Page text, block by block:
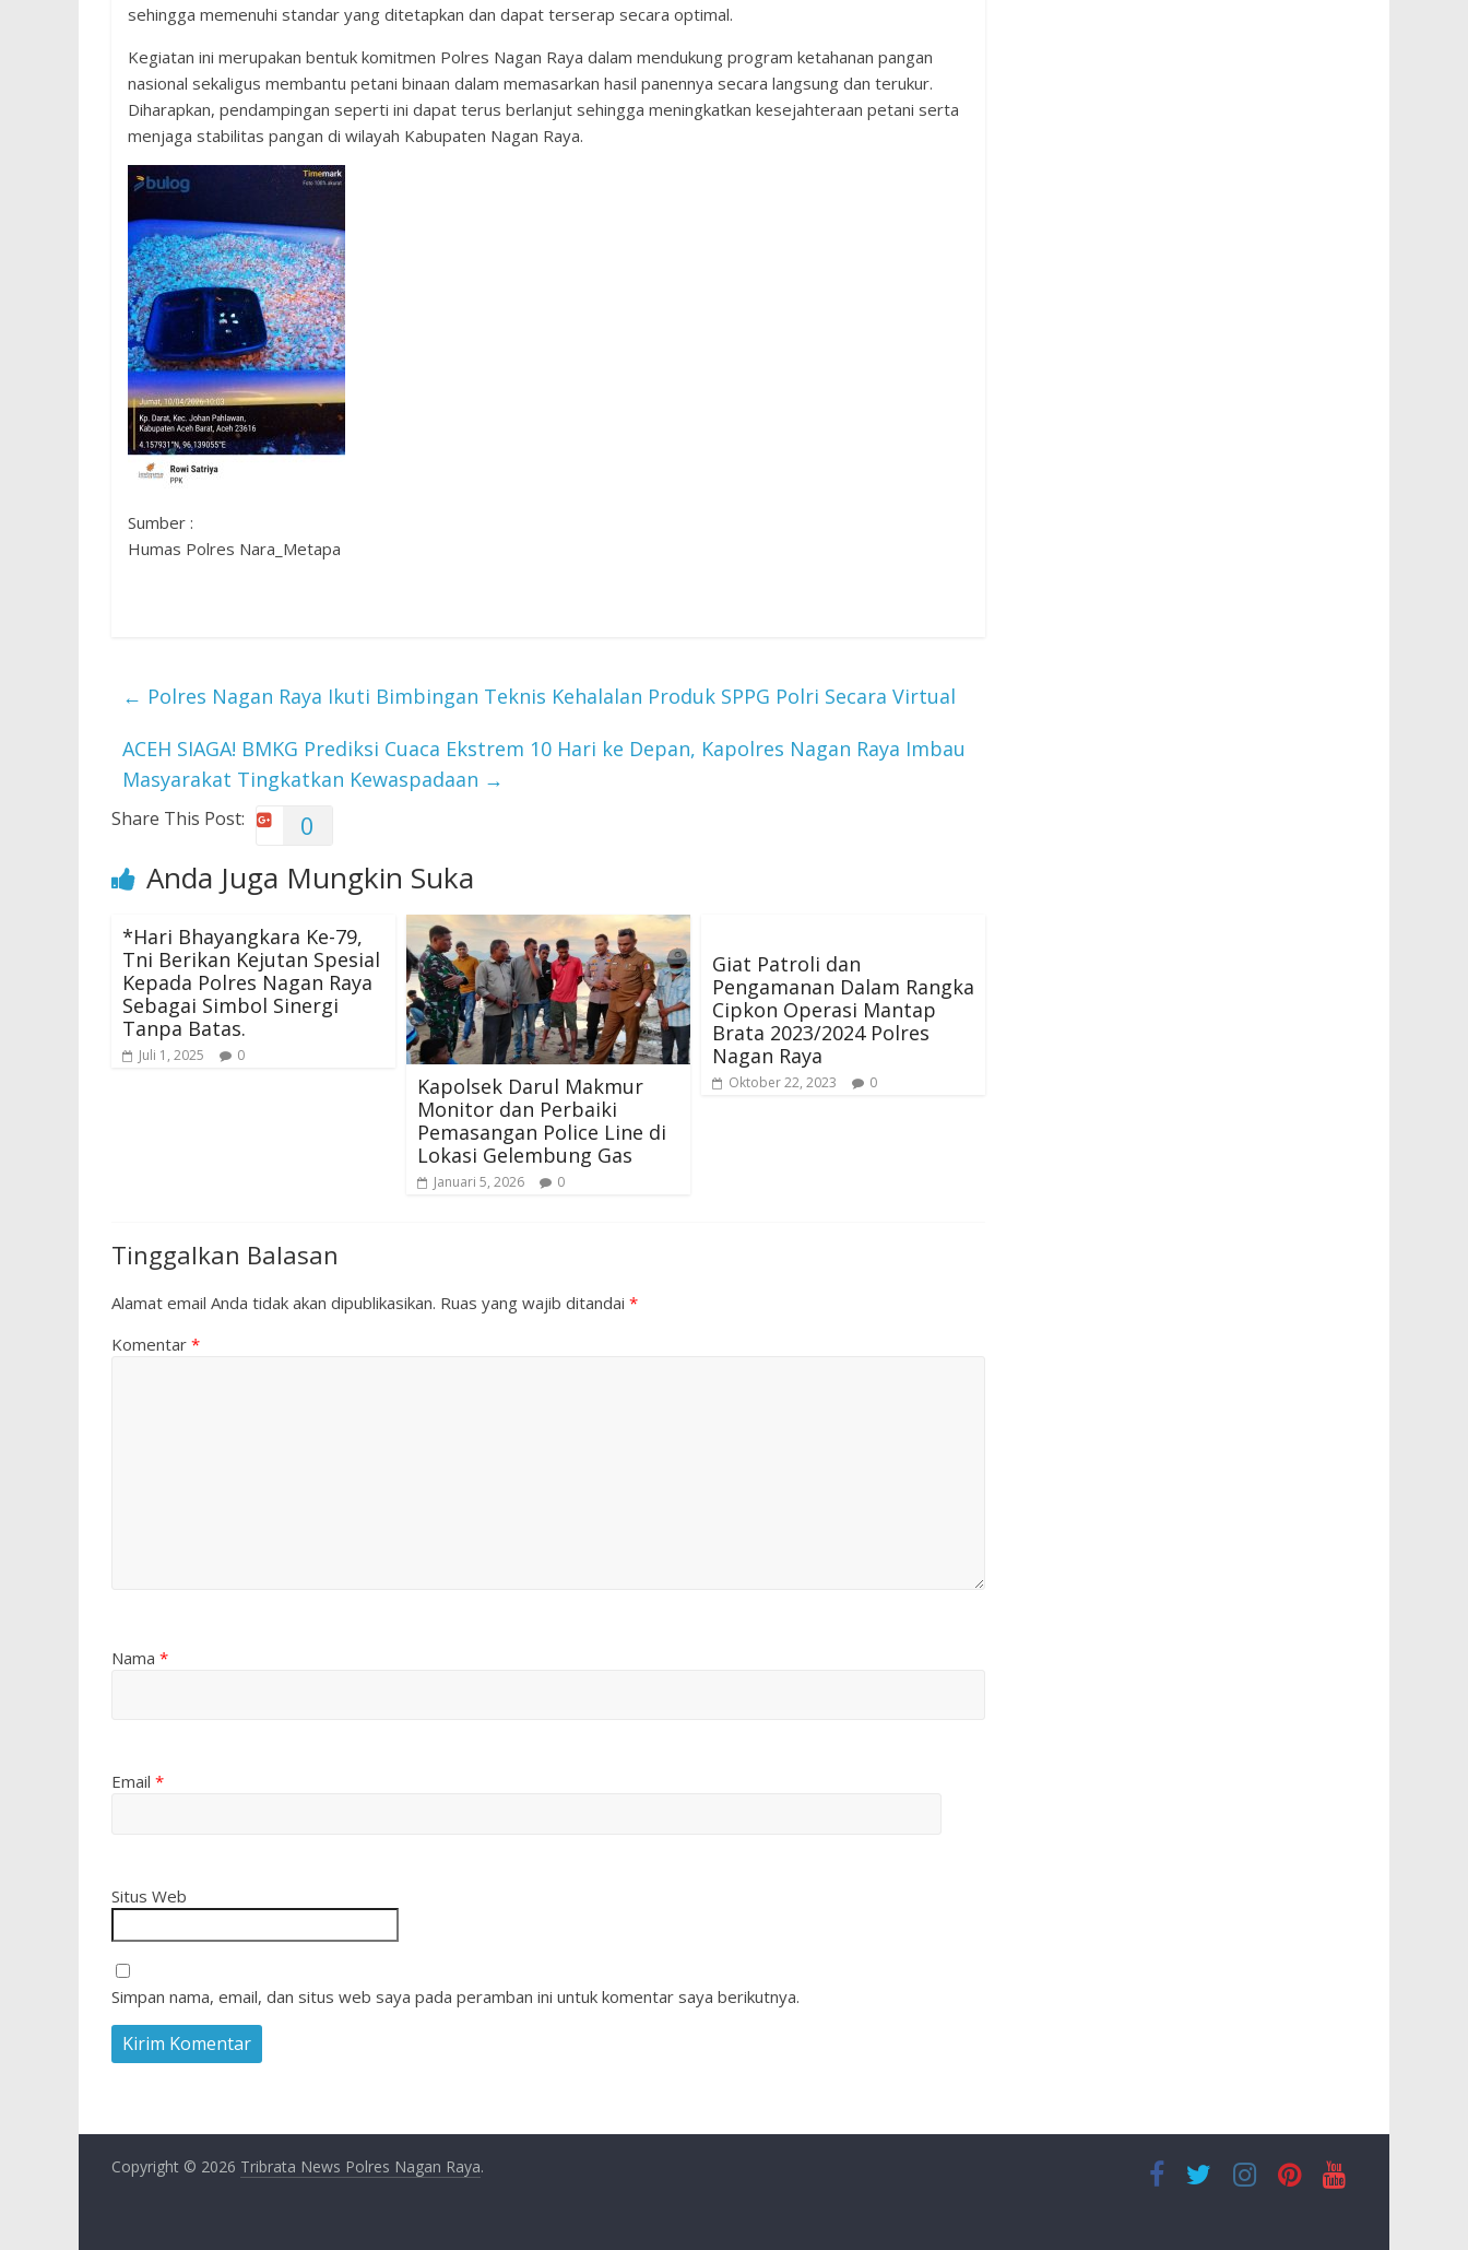
sehingga memenuhi standar yang ditetapkan dan dapat terserap secara optimal.
Kegiatan ini merupakan bentuk komitmen Polres Nagan Raya dalam mendukung program ketahanan pangan
nasional sekaligus membantu petani binaan dalam memasarkan hasil panennya secara langsung dan terukur.
Diharapkan, pendampingan seperti ini dapat terus berlanjut sehingga meningkatkan kesejahteraan petani serta
menjaga stabilitas pangan di wilayah Kabupaten Nagan Raya.
Sumber :
Humas Polres Nara_Metapa
← Polres Nagan Raya Ikuti Bimbingan Teknis Kehalalan Produk SPPG Polri Secara Virtual
ACEH SIAGA! BMKG Prediksi Cuaca Ekstrem 10 Hari ke Depan, Kapolres Nagan Raya Imbau
Masyarakat Tingkatkan Kewaspadaan →
Share This Post: 0
Anda Juga Mungkin Suka
*Hari Bhayangkara Ke-79,
Tni Berikan Kejutan Spesial
Kepada Polres Nagan Raya
Sebagai Simbol Sinergi
Tanpa Batas.
Juli 1, 2025 0
Kapolsek Darul Makmur
Monitor dan Perbaiki
Pemasangan Police Line di
Lokasi Gelembung Gas
Januari 5, 2026 0
Giat Patroli dan
Pengamanan Dalam Rangka
Cipkon Operasi Mantap
Brata 2023/2024 Polres
Nagan Raya
Oktober 22, 2023 0
Tinggalkan Balasan
Alamat email Anda tidak akan dipublikasikan. Ruas yang wajib ditandai *
Komentar *
Nama *
Email *
Situs Web
Simpan nama, email, dan situs web saya pada peramban ini untuk komentar saya berikutnya.
Copyright © 2026 Tribrata News Polres Nagan Raya.